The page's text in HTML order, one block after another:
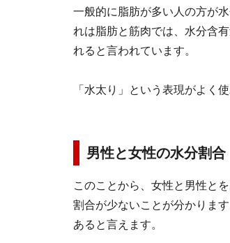
一般的に脂肪が多い人の方が
れは脂肪と筋肉では、水分含
れると言われています。
「水太り」という表現がよく
男性と女性の水分割合
このことから、女性と男性と
割合が少ないことが分かりま
あると言えます。